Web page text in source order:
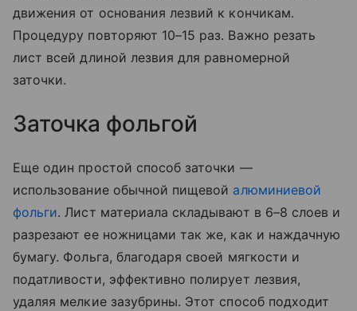
движения от основания лезвий к кончикам.
Процедуру повторяют 10–15 раз. Важно резать
лист всей длиной лезвия для равномерной
заточки.
Заточка фольгой
Еще один простой способ заточки —
использование обычной пищевой алюминиевой
фольги. Лист материала складывают в 6–8 слоев и
разрезают ее ножницами так же, как и наждачную
бумагу. Фольга, благодаря своей мягкости и
податливости, эффективно полирует лезвия,
удаляя мелкие зазубрины. Этот способ подходит